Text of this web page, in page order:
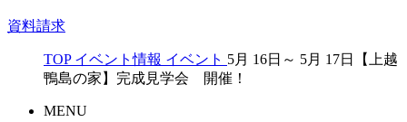
資料請求
TOP イベント情報 イベント 5月 16日～ 5月 17日【上越
鴨島の家】完成見学会 開催！
MENU